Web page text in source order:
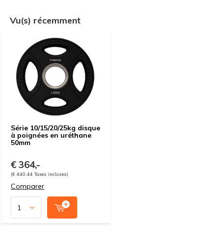
Vu(s) récemment
Série 10/15/20/25kg disque
à poignées en uréthane
50mm
€ 364,-
(€ 440,44 Taxes incluses)
Comparer